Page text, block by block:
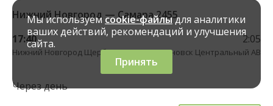
Нижний Новгород — Самара 2455
17:40
Нижний Новгород Щербинки
2:05
Ульяновск Центральный АВ
Через день
Мы используем cookie-файлыдля аналитики
ваших действий, рекомендаций и улучшения
сайта.
Принять